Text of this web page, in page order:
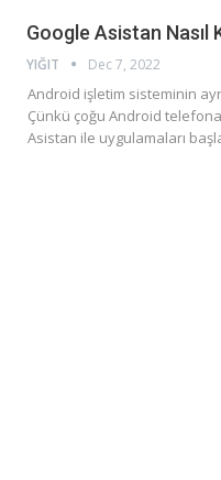
Google Asistan Nasıl
YIĞIT Dec 7, 2022
Android işletim sisteminin
Çünkü çoğu Android
Asistan ile uygulamaları